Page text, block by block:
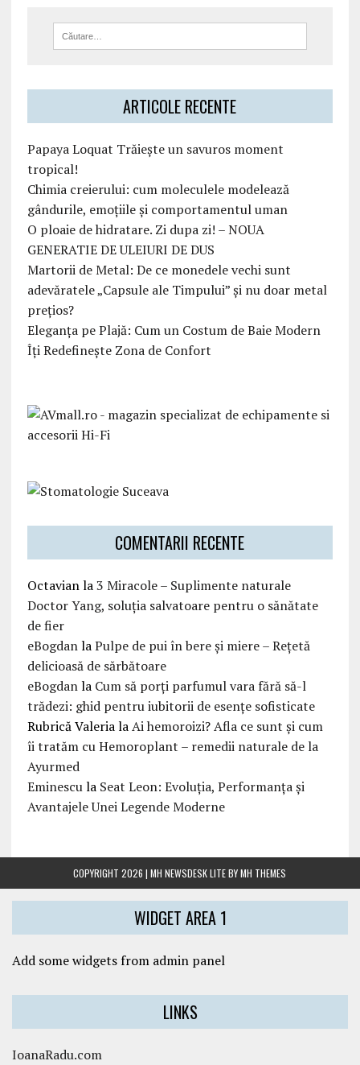
ARTICOLE RECENTE
Papaya Loquat Trăiește un savuros moment
tropical!
Chimia creierului: cum moleculele modelează
gândurile, emoțiile și comportamentul uman
O ploaie de hidratare. Zi dupa zi! – NOUA
GENERATIE DE ULEIURI DE DUS
Martorii de Metal: De ce monedele vechi sunt
adevăratele „Capsule ale Timpului” și nu doar metal
prețios?
Eleganța pe Plajă: Cum un Costum de Baie Modern
Îți Redefinește Zona de Confort
COMENTARII RECENTE
Octavianla3 Miracole – Suplimente naturale
Doctor Yang, soluția salvatoare pentru o sănătate
de fier
eBogdanlaPulpe de pui în bere și miere – Rețetă
delicioasă de sărbătoare
eBogdanla Cum să porți parfumul vara fără să-l
trădezi: ghid pentru iubitorii de esențe sofisticate
Rubrică ValerialaAi hemoroizi? Afla ce sunt și cum
îi tratăm cu Hemoroplant – remedii naturale de la
Ayurmed
Eminescula Seat Leon: Evoluția, Performanța și
Avantajele Unei Legende Moderne
COPYRIGHT 2026 | MH NEWSDESK LITE BYMH THEMES
WIDGET AREA 1
Add some widgets from admin panel
LINKS
IoanaRadu.com